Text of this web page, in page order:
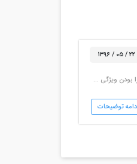
۲۲ / ۰۵ / ۱۳۹۶
توضیحات